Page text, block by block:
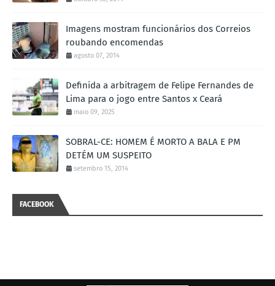
Imagens mostram funcionários dos Correios
roubando encomendas
agosto 07, 2014
Definida a arbitragem de Felipe Fernandes de
Lima para o jogo entre Santos x Ceará
maio 09, 2025
SOBRAL-CE: HOMEM É MORTO A BALA E PM
DETÉM UM SUSPEITO
setembro 15, 2014
FACEBOOK